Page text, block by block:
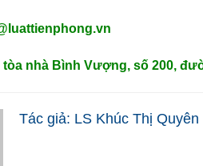
nhà Bình Vượng, số 200,
Tác giả: LS Khúc Thị Quyên